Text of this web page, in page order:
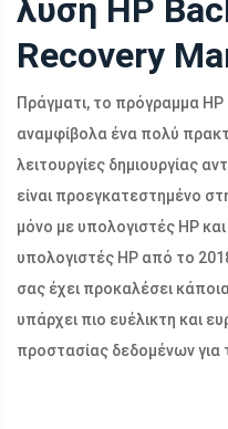
λύση HP
Recovery
Πράγματι, το πρόγραμμα HP
αναμφίβολα ένα πολύ
λειτουργίες δημιουργίας
είναι προεγκατεστημένο
μόνο με υπολογιστές HP
υπολογιστές HP από το
σας έχει προκαλέσει
υπάρχει πιο ευέλικτη και
προστασίας δεδομένων για